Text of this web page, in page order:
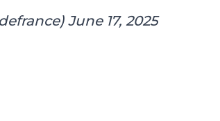
June 17, 2025